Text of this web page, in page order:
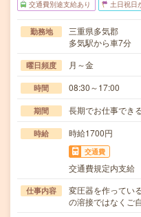
交通費別途支給あり 土日祝日
勤務地
三重県多気郡
多気駅から車7分
曜日頻度 月～金
時間 08:30～17:00
期間 長期でお仕事でき
時給 時給1700円
交通費
交通費規定内支給
仕事内容
変圧器を作ってい
の溶接ではなくご